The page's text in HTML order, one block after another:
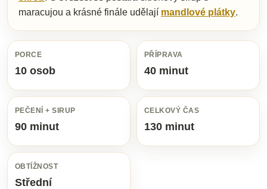
maracujou a krásné finále udělají mandlové plátky.
PORCE
10 osob
PŘÍPRAVA
40 minut
PEČENÍ + SIRUP
90 minut
CELKOVÝ ČAS
130 minut
OBTÍŽNOST
Střední